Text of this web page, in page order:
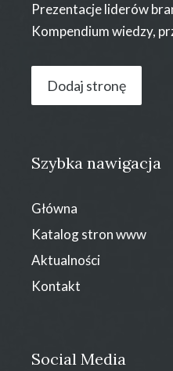
Prezentacje liderów
Kompendium wiedzy,
Dodaj stronę
Szybka nawigacja
Główna
Katalog stron www
Aktualności
Kontakt
Social Media